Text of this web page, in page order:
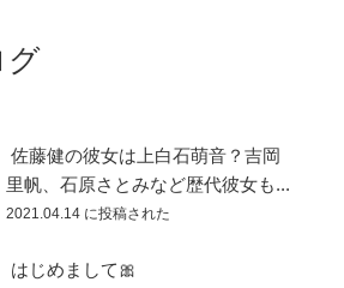
グ
佐藤健の彼女は上白石萌音？吉岡
里帆、石原さとみなど歴代彼女も...
2021.04.14 に投稿された
はじめまして🎀